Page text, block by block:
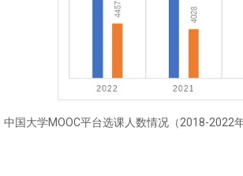
中国大学MOOC平台选课人数情况（2018-2022年